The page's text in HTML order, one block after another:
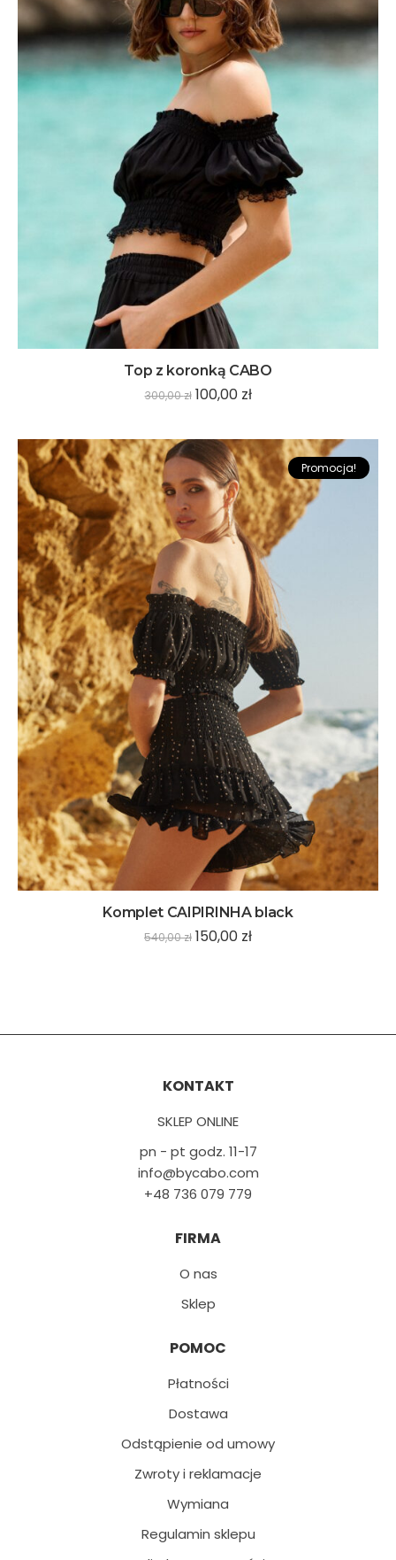
Top z koronką CABO
300,00zł 100,00 zł
Promocja!
Komplet CAIPIRINHA black
540,00zł 150,00 zł
KONTAKT
SKLEP ONLINE
pn - pt godz. 11-17
info@bycabo.com
+48 736 079 779
FIRMA
O nas
Sklep
POMOC
Płatności
Dostawa
Odstąpienie od umowy
Zwroty i reklamacje
Wymiana
Regulamin sklepu